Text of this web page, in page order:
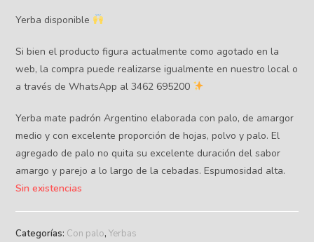
Yerba disponible
Si bien el producto figura actualmente como agotado en la
web, la compra puede realizarse igualmente en nuestro local o
a través de WhatsApp al 3462 695200
Yerba mate padrón Argentino elaborada con palo, de amargor
medio y con excelente proporción de hojas, polvo y palo. El
agregado de palo no quita su excelente duración del sabor
amargo y parejo a lo largo de la cebadas. Espumosidad alta.
Sin existencias
Categorías: Con palo,Yerbas